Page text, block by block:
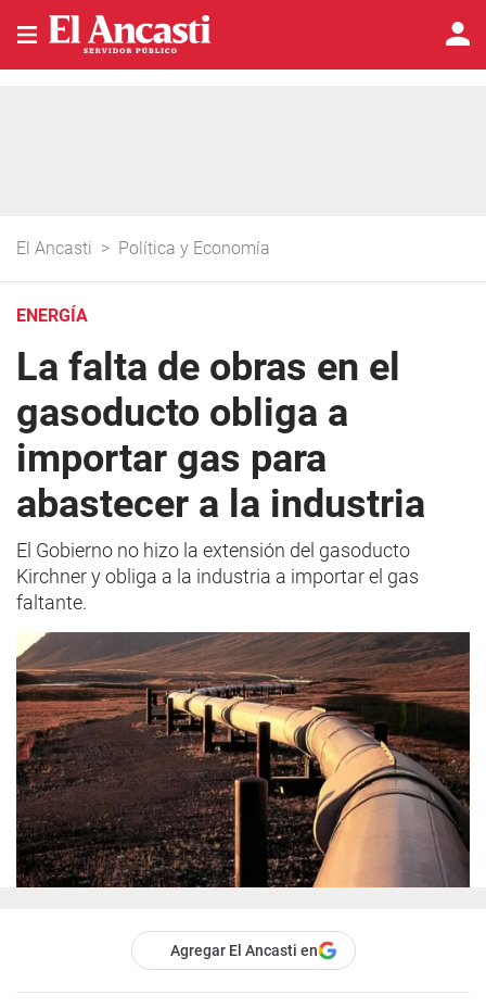
El Ancasti > Política y Economía
ENERGÍA
La falta de obras en el
gasoducto obliga a
importar gas para
abastecer a la industria
El Gobierno no hizo la extensión del gasoducto
Kirchner y obliga a la industria a importar el gas
faltante.
Agregar El Ancasti en